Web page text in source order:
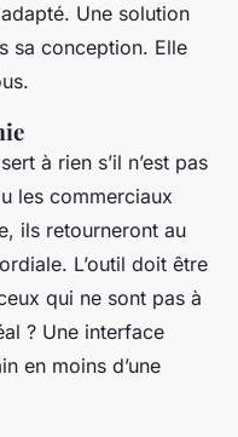
Une solution
sa conception. Elle
à rien s’il n’est pas
les commerciaux
ils retourneront au
L’outil doit être
qui ne sont pas à
? Une interface
en moins d’une